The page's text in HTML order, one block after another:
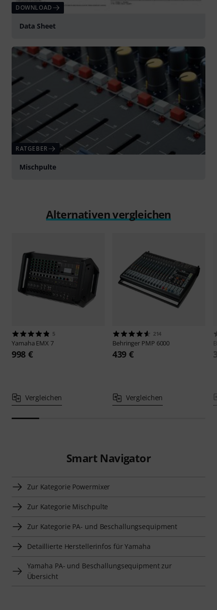
DOWNLOAD
Data Sheet
RATGEBER
Mischpulte
Alternativen vergleichen
5
Yamaha EMX 7
998 €
Vergleichen
214
Behringer PMP 6000
439 €
Vergleichen
Smart Navigator
Zur Kategorie Powermixer
Zur Kategorie Mischpulte
Zur Kategorie PA- und Beschallungsequipment
Detaillierte Herstellerinfos für Yamaha
Yamaha PA- und Beschallungsequipment zur
Übersicht